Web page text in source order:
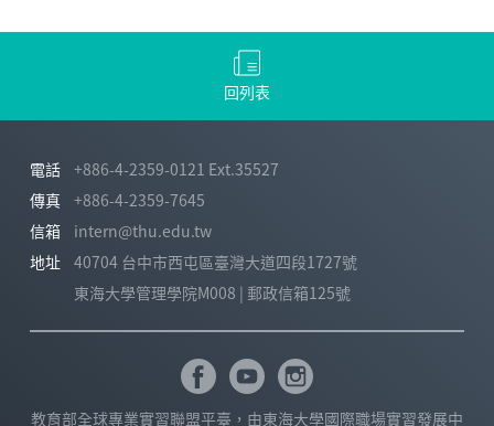
回列表
電話
+886-4-2359-0121 Ext.35527
傳真
+886-4-2359-7645
信箱
intern@thu.edu.tw
地址
40704 台中市西屯區臺灣大道四段1727號
東海大學管理學院M008 | 郵政信箱125號
教育部全球專業實習聯盟平臺，由東海大學國際職場實習發展中